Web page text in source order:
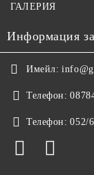
ГАЛЕРИЯ
Информация
Имейл:
Телефон:
Телефон: 052/